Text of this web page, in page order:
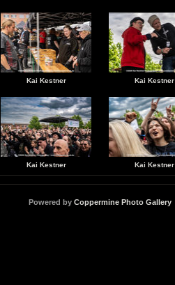
Kai Kestner Kai Kestner
Kai Kestner Kai Kestner
Powered by Coppermine Photo Gallery